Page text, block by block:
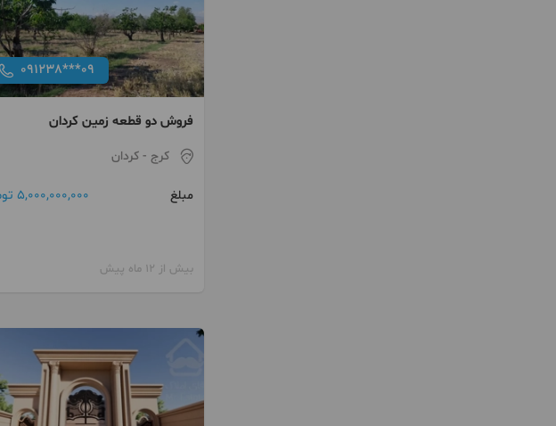
091238***09
فروش دو قطعه زمین کردان
کرج - کردان
مبلغ 5,000,000,000 تومان
بیش از 12 ماه پیش